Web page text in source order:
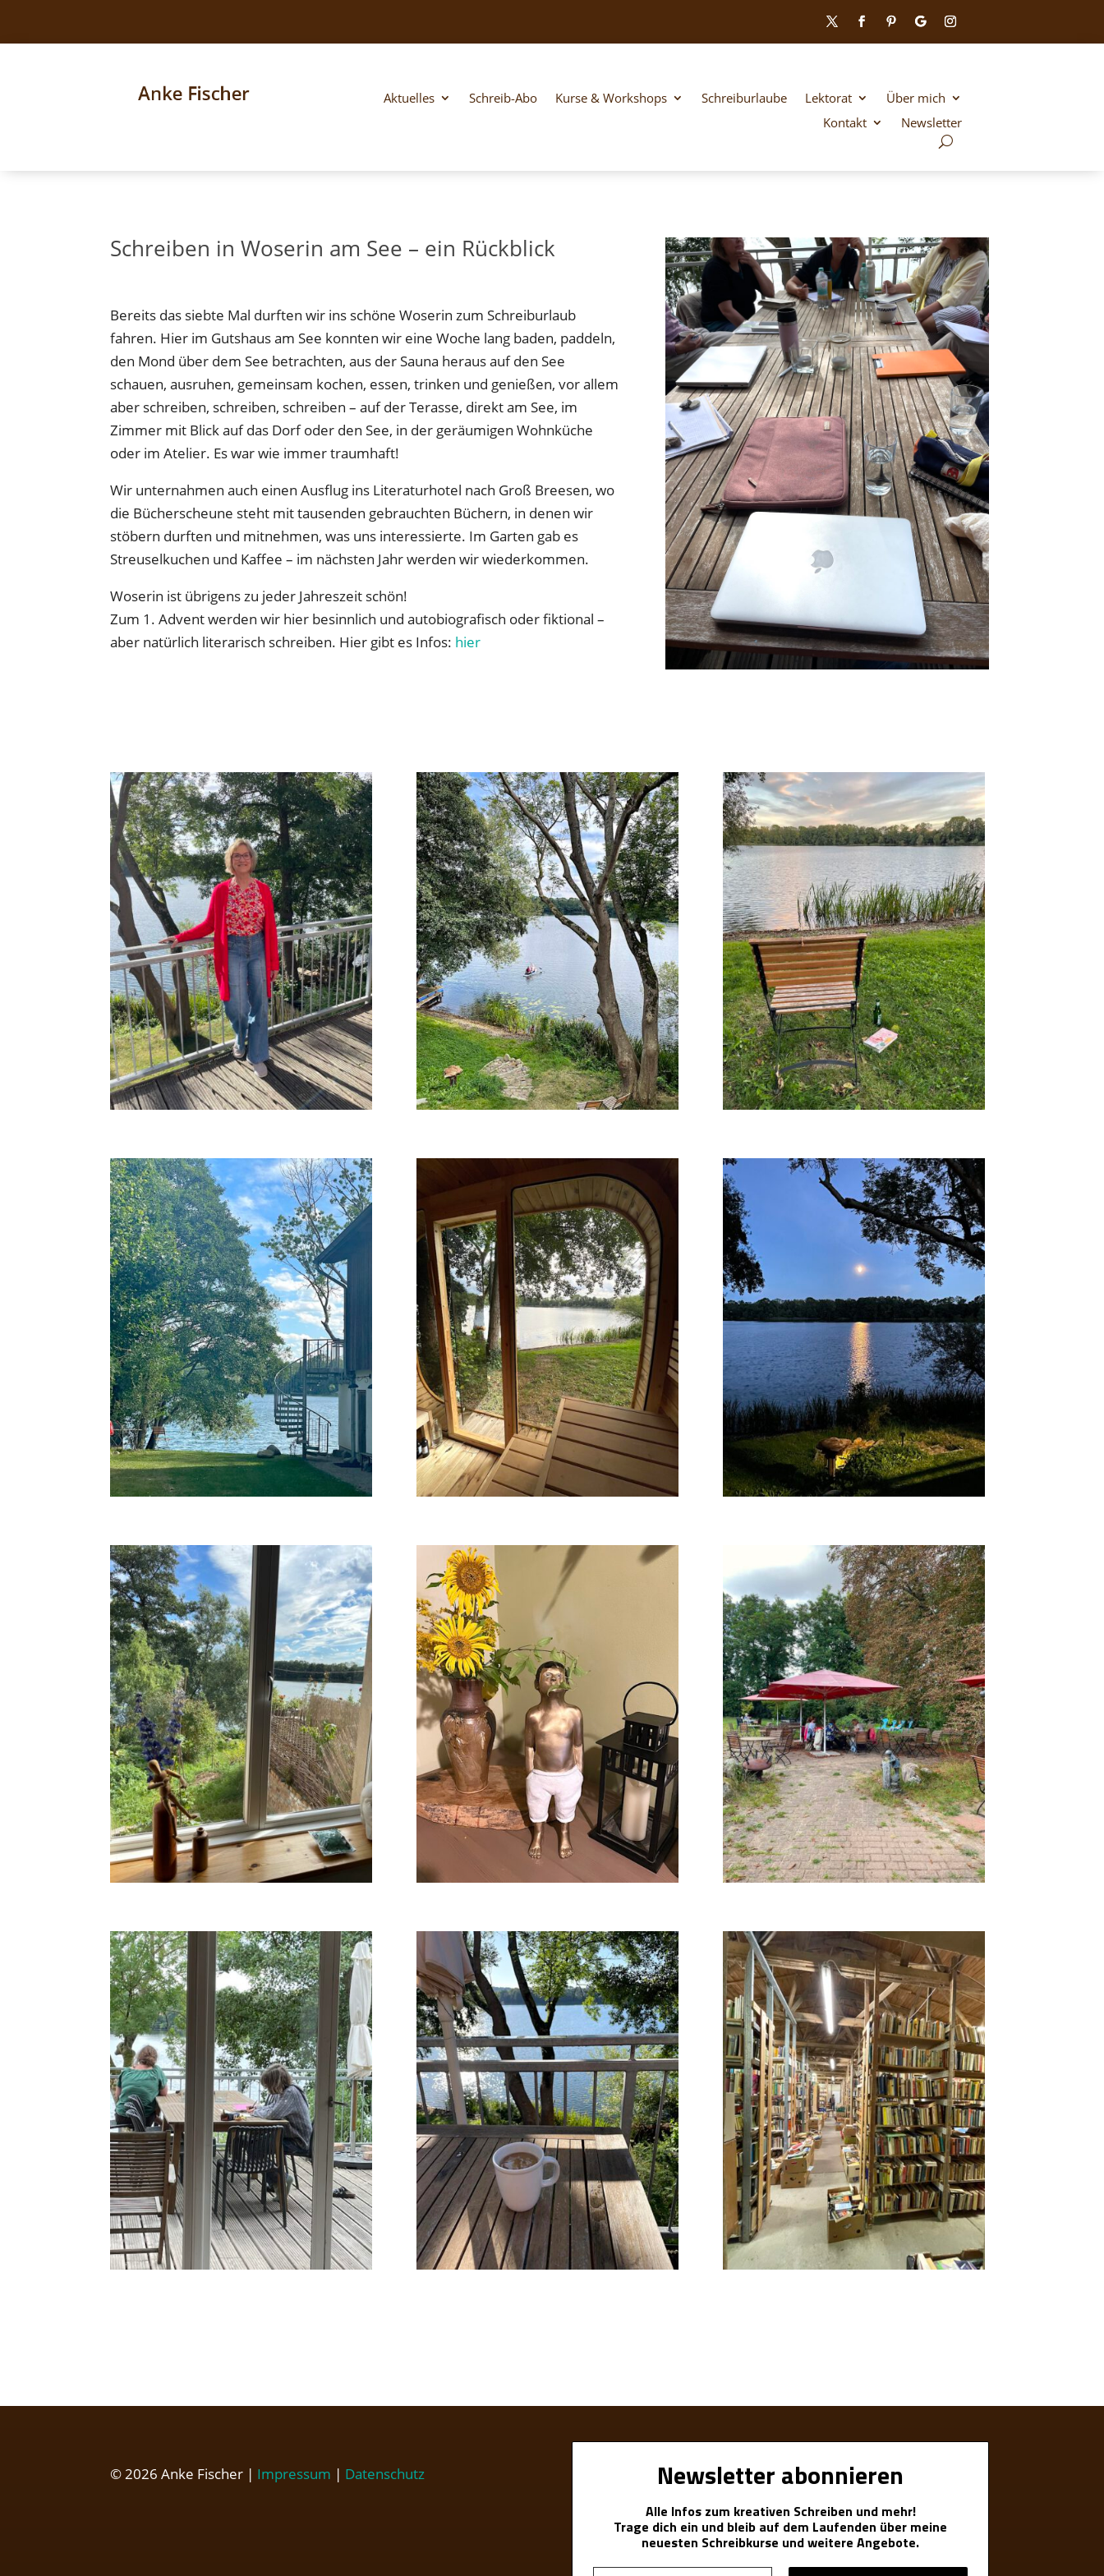
Aktuelles Schreib-Abo Kurse & Workshops Schreiburlaube Lektorat
Über mich
Kontakt
Newsletter
Schreiben in Woserin am See – ein Rückblick
Bereits das siebte Mal durften wir ins schöne Woserin zum Schreiburlaub
fahren. Hier im Gutshaus am See konnten wir eine Woche lang baden, paddeln,
den Mond über dem See betrachten, aus der Sauna heraus auf den See
schauen, ausruhen, gemeinsam kochen, essen, trinken und genießen, vor allem
aber schreiben, schreiben, schreiben – auf der Terasse, direkt am See, im
Zimmer mit Blick auf das Dorf oder den See, in der geräumigen Wohnküche
oder im Atelier. Es war wie immer traumhaft!
Wir unternahmen auch einen Ausflug ins Literaturhotel nach Groß Breesen, wo
die Bücherscheune steht mit tausenden gebrauchten Büchern, in denen wir
stöbern durften und mitnehmen, was uns interessierte. Im Garten gab es
Streuselkuchen und Kaffee – im nächsten Jahr werden wir wiederkommen.
Woserin ist übrigens zu jeder Jahreszeit schön!
Zum 1. Advent werden wir hier besinnlich und autobiografisch oder fiktional –
aber natürlich literarisch schreiben. Hier gibt es Infos: hier
© 2026 Anke Fischer | Impressum | Datenschutz Newsletter abonnieren
Alle Infos zum kreativen Schreiben und mehr!
Trage dich ein und bleib auf dem Laufenden über meine
neuesten Schreibkurse und weitere Angebote.